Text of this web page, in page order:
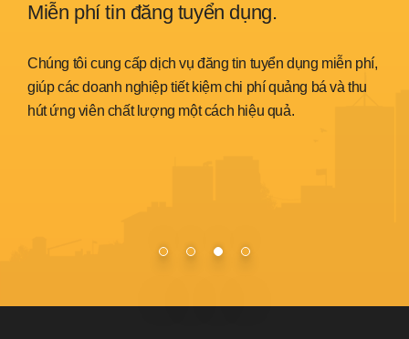
Miễn phí tin đăng tuyển dụng.
Chúng tôi cung cấp dịch vụ đăng tin tuyển dụng miễn phí,
giúp các doanh nghiệp tiết kiệm chi phí quảng bá và thu
hút ứng viên chất lượng một cách hiệu quả.